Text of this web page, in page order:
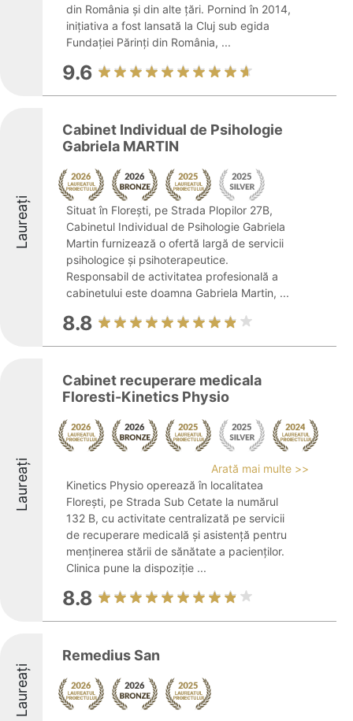
din România și din alte țări. Pornind în 2014,
inițiativa a fost lansată la Cluj sub egida
Fundației Părinți din România, ...
9.6
Laureați
Cabinet Individual de Psihologie
Gabriela MARTIN
Situat în Florești, pe Strada Plopilor 27B,
Cabinetul Individual de Psihologie Gabriela
Martin furnizează o ofertă largă de servicii
psihologice și psihoterapeutice.
Responsabil de activitatea profesională a
cabinetului este doamna Gabriela Martin, ...
8.8
Laureați
Cabinet recuperare medicala
Floresti-Kinetics Physio
Arată mai multe >>
Kinetics Physio operează în localitatea
Florești, pe Strada Sub Cetate la numărul
132 B, cu activitate centralizată pe servicii
de recuperare medicală și asistență pentru
menținerea stării de sănătate a pacienților.
Clinica pune la dispoziție ...
8.8
Laureați
Remedius San